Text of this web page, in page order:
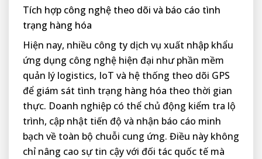
Tích hợp công nghệ theo dõi và báo cáo tình
trạng hàng hóa
Hiện nay, nhiều công ty dịch vụ xuất nhập khẩu
ứng dụng công nghệ hiện đại như phần mềm
quản lý logistics, IoT và hệ thống theo dõi GPS
để giám sát tình trạng hàng hóa theo thời gian
thực. Doanh nghiệp có thể chủ động kiểm tra lộ
trình, cập nhật tiến độ và nhận báo cáo minh
bạch về toàn bộ chuỗi cung ứng. Điều này không
chỉ nâng cao sự tin cậy với đối tác quốc tế mà